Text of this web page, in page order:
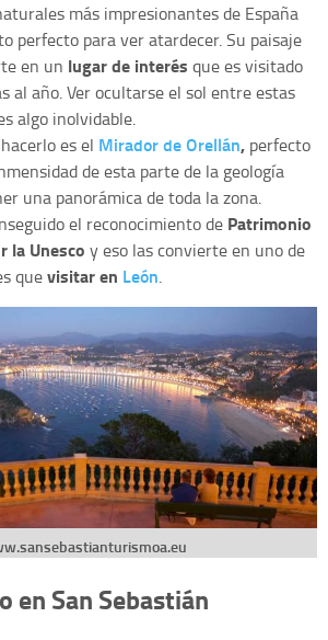
más impresionantes de España
perfecto para ver atardecer. Su paisaje
en un lugar de interés que es visitado
al año. Ver ocultarse el sol entre estas
algo inolvidable.
es el Mirador de Orellán, perfecto
de esta parte de la geología
una panorámica de toda la zona.
el reconocimiento de Patrimonio
la Unesco y eso las convierte en uno de
quevisitar en León.
en San Sebastián